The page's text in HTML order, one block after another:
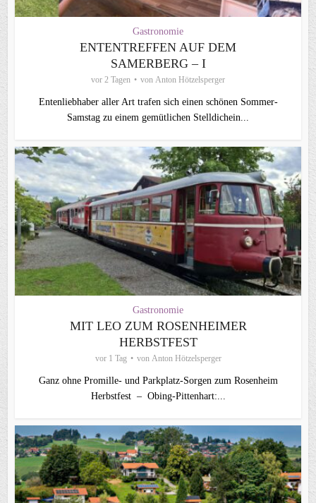
Gastronomie
ENTENTREFFEN AUF DEM
SAMERBERG – I
vor 2 Tagen von Anton Hötzelsperger
Entenliebhaber aller Art trafen sich einen schönen Sommer-
Samstag zu einem gemütlichen Stelldichein...
Gastronomie
MIT LEO ZUM ROSENHEIMER
HERBSTFEST
vor 1 Tag von Anton Hötzelsperger
Ganz ohne Promille- und Parkplatz-Sorgen zum Rosenheim
Herbstfest – Obing-Pittenhart:...